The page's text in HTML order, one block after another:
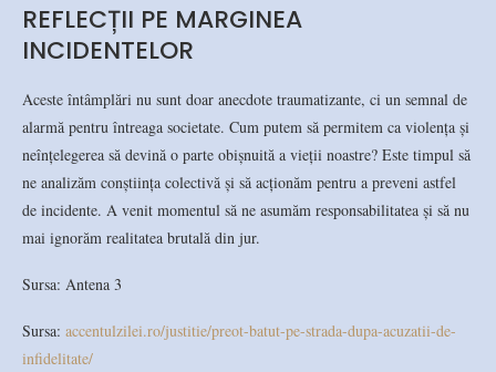
REFLECȚII PE MARGINEA
INCIDENTELOR
Aceste întâmplări nu sunt doar anecdote traumatizante, ci un semnal de
alarmă pentru întreaga societate. Cum putem să permitem ca violența și
neînțelegerea să devină o parte obișnuită a vieții noastre? Este timpul să
ne analizăm conștiința colectivă și să acționăm pentru a preveni astfel
de incidente. A venit momentul să ne asumăm responsabilitatea și să nu
mai ignorăm realitatea brutală din jur.
Sursa: Antena 3
Sursa: accentulzilei.ro/justitie/preot-batut-pe-strada-dupa-acuzatii-de-
infidelitate/